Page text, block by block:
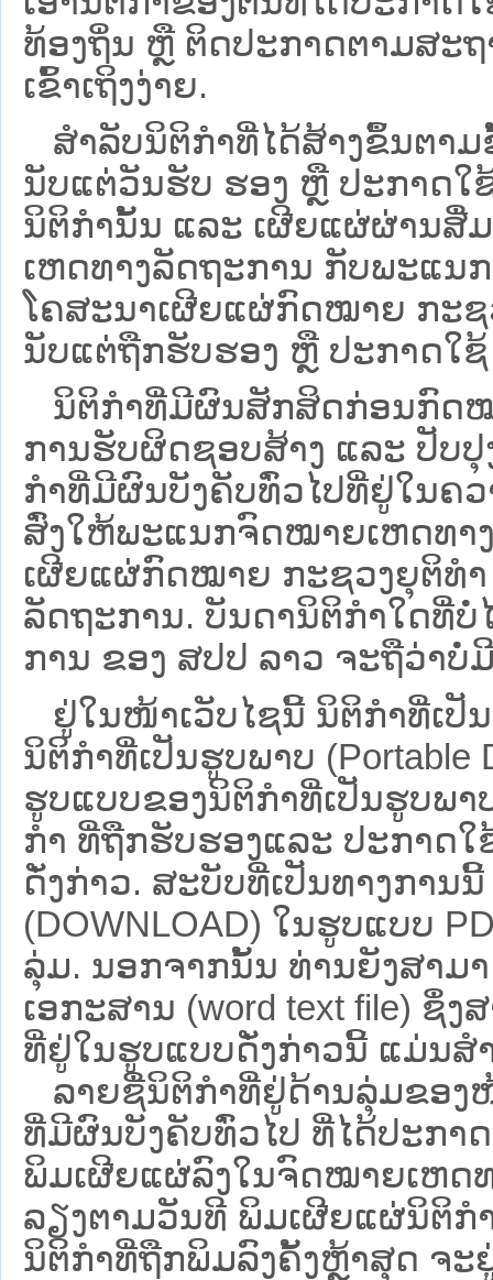
ທ້ອງຖິ່ນ ຫຼື ຕິດປະກາດຕາມສະ
ເຂົ້າເຖິງງ່າຍ.
ສໍາລັບນິຕິກໍາທີ່ໄດ້ສ້າງຂຶ້ນຕາ
ນັບແຕ່ວັນຮັບ ຮອງ ຫຼື ປະກາດໃ
ນິຕິກໍານັ້ນ ແລະ ເຜີຍແຜ່ຜ່ານສື່
ເຫດທາງລັດຖະການ ກັບ​ພະແນ
ໂຄສະນາເຜີຍແຜ່ກົດໝາຍ ກະ
ນັບແຕ່ຖືກຮັບຮອງ ຫຼື ປະກາດໃຊ້
ນິ​ຕິ​ກຳ​ທີ່​ມີ​ຜົນ​ສັກ​ສິດ​ກ່ອນ​ກົດ​ໝ
ການ​ຮັບ​ຜິດ​ຊອບ​ສ້າງ ແລະ ປັບ​
ກໍາທີ່ມີຜົນບັງຄັບທົ່ວໄປທີ່ຢູ່ໃນຄ
ສົ່ງໃຫ້​ພະແນກຈົດ​ໝາຍ​ເຫດ​ທາ
ເຜີຍແຜ່ກົດໝາຍ ກະຊວງຍຸຕິທໍ
ລັດຖະການ. ບັນ​ດາ​ນິ​ຕິ​ກຳ​ໃດ​ທີ່
ການ ຂອງ ສປ​ປ ລາວ ​ຈະຖື​ວ່າ
ຢູ່ໃນໜ້າ​ເວັບ​ໄຊ​ນີ້ ນິຕິກຳທີ່ເປັ
ນິຕິກໍາທີ່ເປັນຮູບພາບ (Portable
ຮູບແບບຂອງນິຕິກໍາທີ່ເປັນຮູບພ
ກໍາ ທີ່ຖືກຮັບຮອງແລະ ປະກາດ
ດັ່ງກ່າວ. ສະບັບທີ່ເປັນທາງການ
(DOWNLOAD) ໃນຮູບແບບ
ລຸ່ມ. ນອກຈາກນັ້ນ ທ່ານຍັງສາມ
ເອກະສານ (word text file) ຊຶ່
ທີ່ຢູ່ໃນຮູບແບບດັ່ງກ່າວນີ້ ແມ່ນສ
ລາຍຊື່ນິຕິກຳທີ່ຢູ່ດ້ານລຸ່ມຂອງ
ທີ່ມີຜົນບັງຄັບທົ່ວໄປ ທີ່ໄດ້ປະກ
ພິມເຜີຍແຜ່ລົງໃນຈົດໝາຍເຫດ
ລຽງຕາມວັນທີ ພິມເຜີຍແຜ່ນິຕິກ
ນິຕິກຳທີ່ຖືກພິມລົງຄັ້ງຫຼ້າສຸດ ຈະ